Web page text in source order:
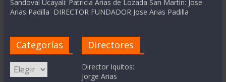
Sandoval Ucayali: Patricia Arias de Lozada San Martín: Jose
Arias Padilla DIRECTOR FUNDADOR Jose Arias Padilla
Categorías
Categorías
Directores
Director Iquitos:
Jorge Arias